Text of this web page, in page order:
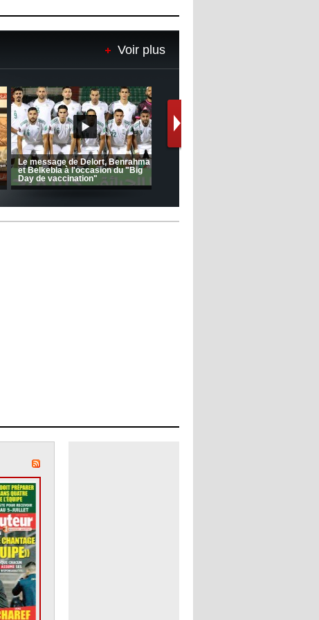
Voir plus
(Coupe de la CAF) Nkana FC 1 -
CRB 0